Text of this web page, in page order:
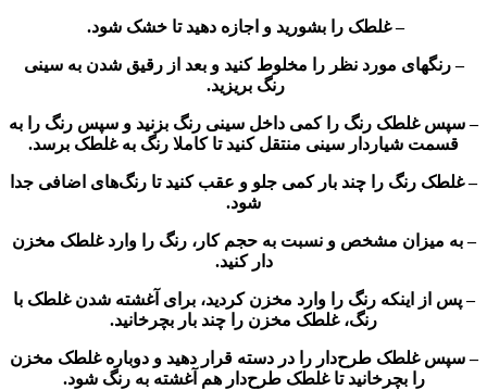
– غلطک را بشورید و اجازه دهید تا خشک شود.
– رنگهای مورد نظر را مخلوط کنید و بعد از رقیق شدن به سینی
رنگ بریزید.
– سپس غلطک رنگ را کمی داخل سینی رنگ بزنید و سپس رنگ را به
قسمت شیاردار سینی منتقل کنید تا کاملا رنگ به غلطک برسد.
– غلطک رنگ را چند بار کمی جلو و عقب کنید تا رنگ‌های اضافی جدا
شود.
– به میزان مشخص و نسبت به حجم کار، رنگ را وارد غلطک مخزن
دار کنید.
– پس از اینکه رنگ را وارد مخزن کردید، برای آغشته شدن غلطک با
رنگ، غلطک مخزن را چند بار بچرخانید.
– سپس غلطک طرح‌دار را در دسته قرار دهید و دوباره غلطک مخزن
را بچرخانید تا غلطک طرح‌دار هم آغشته به رنگ شود.